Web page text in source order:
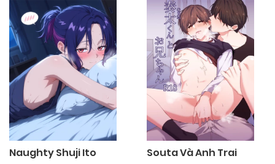
Naughty Shuji Ito Souta Và Anh Trai